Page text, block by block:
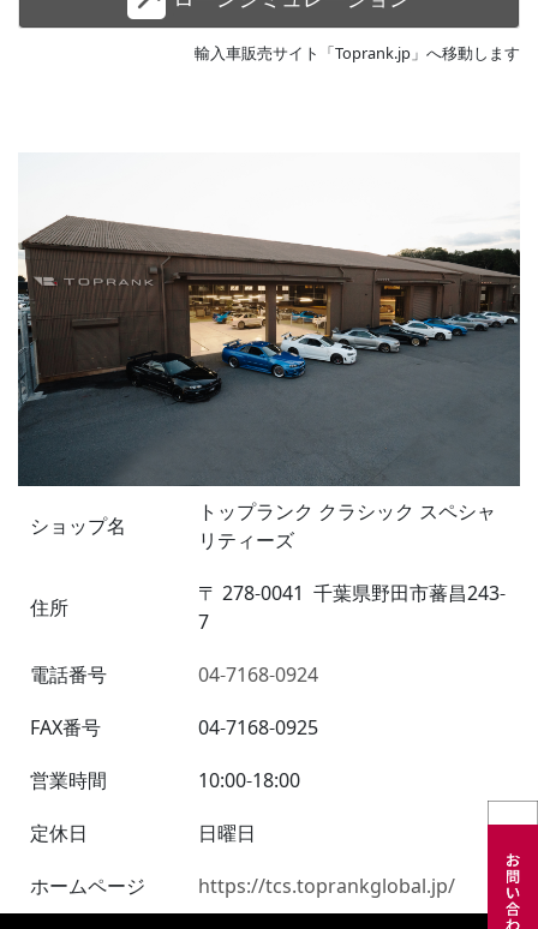
輸入車販売サイト「Toprank.jp」へ移動します
ショップ名
トップランク クラシック スペシャ
リティーズ
住所 〒 278-0041 千葉県野田市蕃昌243-
7
電話番号
04-7168-0924
FAX番号
04-7168-0925
営業時間
10:00-18:00
定休日
日曜日
ホームページ
https://tcs.toprankglobal.jp/